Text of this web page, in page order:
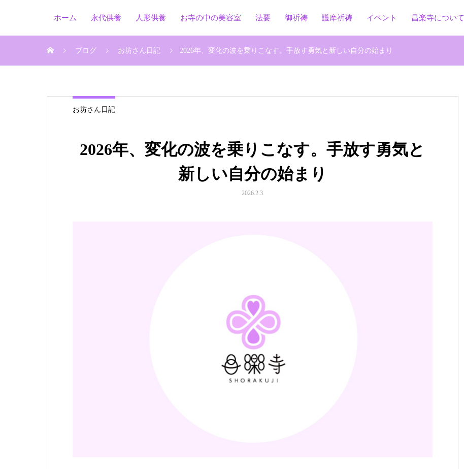
ホーム 永代供養 人形供養 お寺の中の美容室 法要 御祈祷 護摩祈祷 イベント 昌楽寺について
ブログ お坊さん日記 2026年、変化の波を乗りこなす。手放す勇気と新しい自分の始まり
お坊さん日記
2026年、変化の波を乗りこなす。手放す勇気と
新しい自分の始まり
2026.2.3